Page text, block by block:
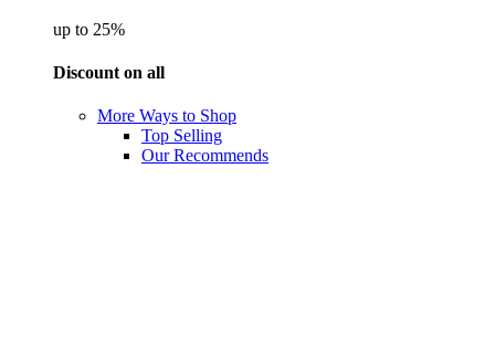
up to 25%
Discount on all
More Ways to Shop
Top Selling
Our Recommends